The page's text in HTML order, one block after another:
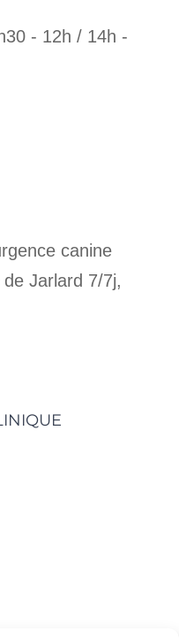
- 12h / 14h -
canine
Jarlard 7/7j,